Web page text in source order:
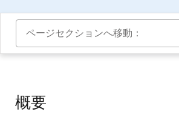
ページセクションへ移動：
概要